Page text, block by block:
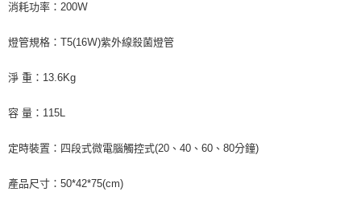
消耗功率：200Ｗ
燈管規格：T5(16Ｗ)紫外線殺菌燈管
淨 重：13.6Kg
容 量：115L
定時裝置：四段式微電腦觸控式(20、40、60、80分鐘)
產品尺寸：50*42*75(cm)